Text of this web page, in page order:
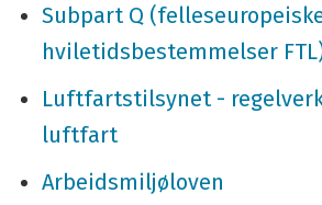
Subpart Q
hviletidsbestemmelser
Luftfartstilsynet -
luftfart
Arbeidsmiljøloven